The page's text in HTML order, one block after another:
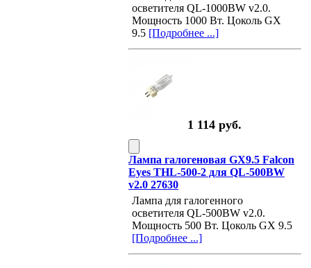
осветителя QL-1000BW v2.0.
Мощность 1000 Вт. Цоколь GX
9.5 [Подробнее ...]
1 114 руб.
Лампа галогеновая GX9.5 Falcon
Eyes THL-500-2 для QL-500BW
v2.0 27630
Лампа для галогенного
осветителя QL-500BW v2.0.
Мощность 500 Вт. Цоколь GX 9.5
[Подробнее ...]